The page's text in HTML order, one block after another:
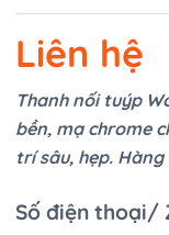
Liên hệ
Thanh nối tuýp
bền, mạ chrome
trí sâu, hẹp.
Số điện thoại/